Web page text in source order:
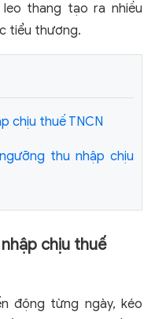
thang tạo ra nhiều
tiểu thương.
chịu thuế TNCN
thu nhập chịu
chịu thuế
động từng ngày, kéo